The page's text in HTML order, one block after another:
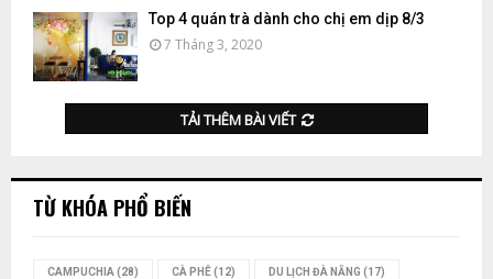
Top 4 quán trà dành cho chị em dịp 8/3
7 Tháng 3, 2020
TẢI THÊM BÀI VIẾT
TỪ KHÓA PHỔ BIẾN
CAMPUCHIA (28) CÀ PHÊ(12) DU LỊCH ĐÀ NẴNG (17)